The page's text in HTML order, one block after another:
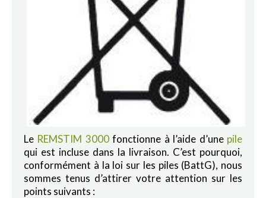
Le REMSTIM 3000fonctionne à l’aide d’une pile
qui est incluse dans la livraison. C’est pourquoi,
conformément à la loi sur les piles (BattG), nous
sommes tenus d’attirer votre attention sur les
points suivants :